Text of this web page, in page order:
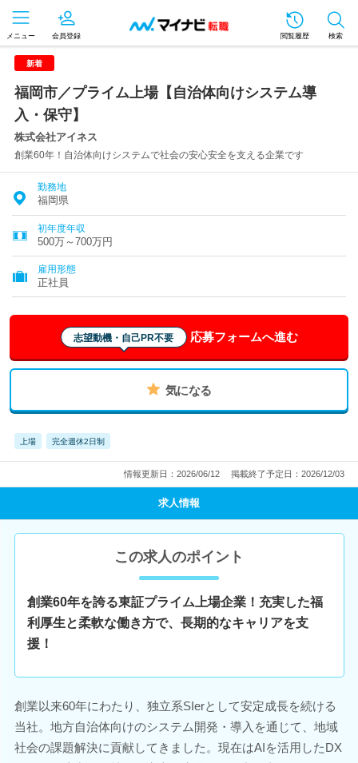
メニュー 会員登録 閲覧履歴 検索
新着
福岡市／プライム上場【自治体向けシステム導
入・保守】
株式会社アイネス
創業60年！自治体向けシステムで社会の安心安全を支える企業です
勤務地
福岡県
初年度年収
500万～700万円
雇用形態
正社員
志望動機・自己PR不要 応募フォームへ進む
気になる
上場 完全週休2日制
情報更新日：2026/06/12 掲載終了予定日：2026/12/03
求人情報
この求人のポイント
創業60年を誇る東証プライム上場企業！充実した福
利厚生と柔軟な働き方で、長期的なキャリアを支
援！
創業以来60年にわたり、独立系SIerとして安定成長を続ける
当社。地方自治体向けのシステム開発・導入を通じて、地域
社会の課題解決に貢献してきました。現在はAIを活用したDX